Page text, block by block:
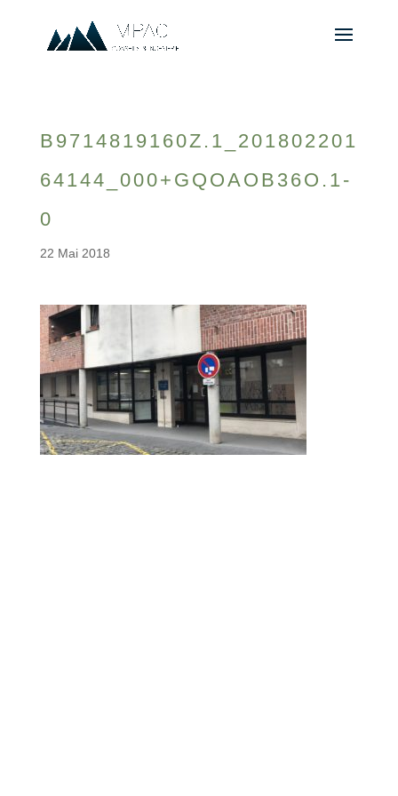
B9714819160Z.1_201802201
64144_000+GQOAOB36O.1-
0
22 Mai 2018